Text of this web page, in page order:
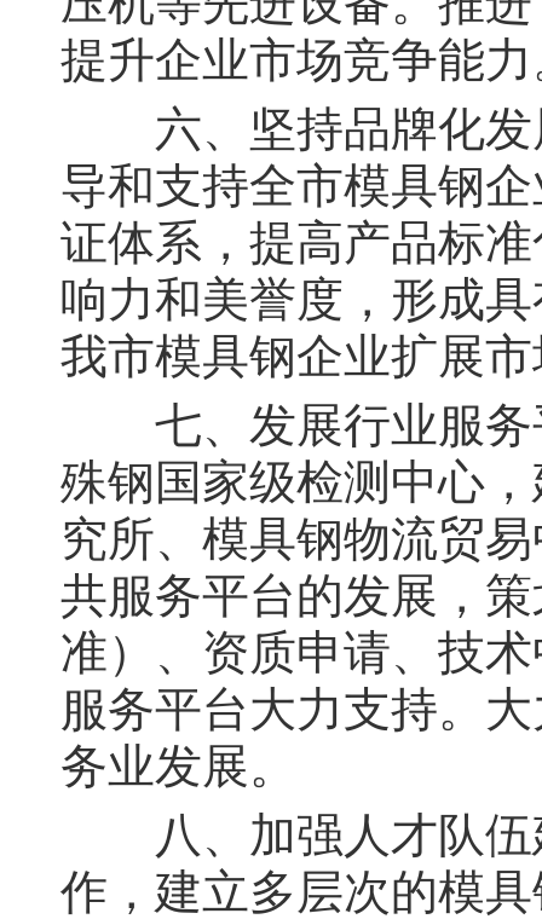
提升企业市场竞争能
六、坚持品牌化发
导和支持全市模具钢
证体系，提高产品标
响力和美誉度，形成
我市模具钢企业扩展
七、发展行业服务
殊钢国家级检测中心
究所、模具钢物流贸
共服务平台的发展，
准）、资质申请、技
服务平台大力支持。
务业发展。
八、加强人才队伍
作，建立多层次的模